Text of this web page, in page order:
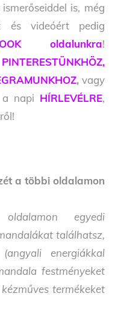
is, még
és videóért pedig
oldalunkra!
PINTERESTÜNKHÖZ,
,vagy
napi HÍRLEVÉLRE,
a többi oldalamon
egyedi
találhatsz,
energiákkal
festményeket
termékeket